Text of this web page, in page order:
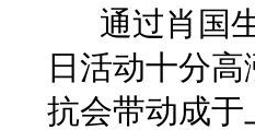
通过肖国生
日活动十分
抗会带动成